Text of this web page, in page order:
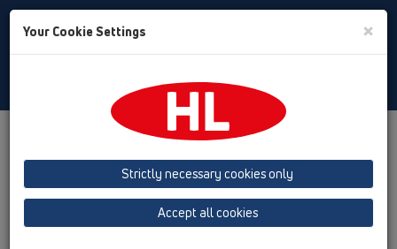
Toggle
přehled produktů 13 Podlahy
vodorovně
HL510N HL510N-3020
Your Cookie Settings ×
Strictly necessary cookies only
Accept all cookies